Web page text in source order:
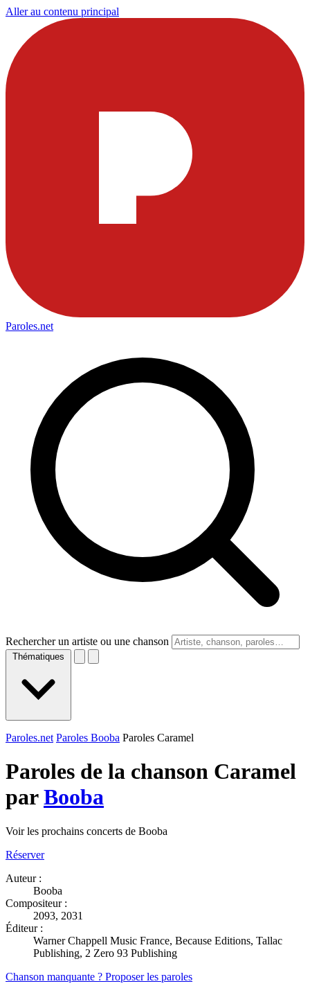
Aller au contenu principal
Paroles.net
Rechercher un artiste ou une chanson
Thématiques
Paroles.net Paroles Booba Paroles Caramel
Paroles de la chanson Caramel
parBooba
Voir les prochains concerts de Booba
Réserver
Auteur :
Booba
Compositeur :
2093, 2031
Éditeur :
Warner Chappell Music France, Because Editions, Tallac
Publishing, 2 Zero 93 Publishing
Chanson manquante ? Proposer les paroles